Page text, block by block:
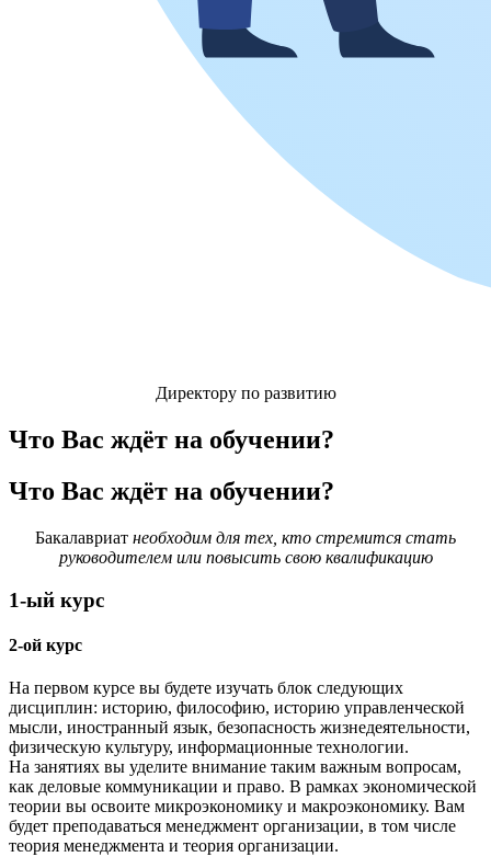
Директору по развитию
Что Вас ждёт на обучении?
Что Вас ждёт на обучении?
Бакалавриат необходим для тех, кто стремится стать
руководителем или повысить свою квалификацию
1-ый курс
2-ой курс
На первом курсе вы будете изучать блок следующих
дисциплин: историю, философию, историю управленческой
мысли, иностранный язык, безопасность жизнедеятельности,
физическую культуру, информационные технологии.
На занятиях вы уделите внимание таким важным вопросам,
как деловые коммуникации и право. В рамках экономической
теории вы освоите микроэкономику и макроэкономику. Вам
будет преподаваться менеджмент организации, в том числе
теория менеджмента и теория организации.